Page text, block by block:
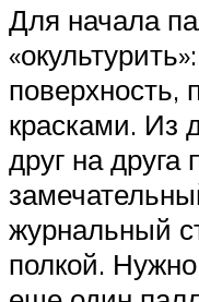
Для начала
поверхность,
красками. Из
друг на друга
журнальный
полкой.